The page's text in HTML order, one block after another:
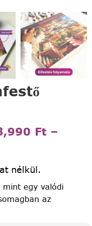
Ft –
nélkül.
mint egy valódi
az